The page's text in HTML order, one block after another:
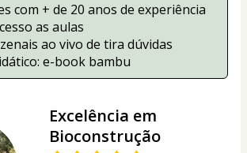
com + de 20 anos de experiência
as aulas
ao vivo de tira dúvidas
e-book bambu
Excelência em
Bioconstrução